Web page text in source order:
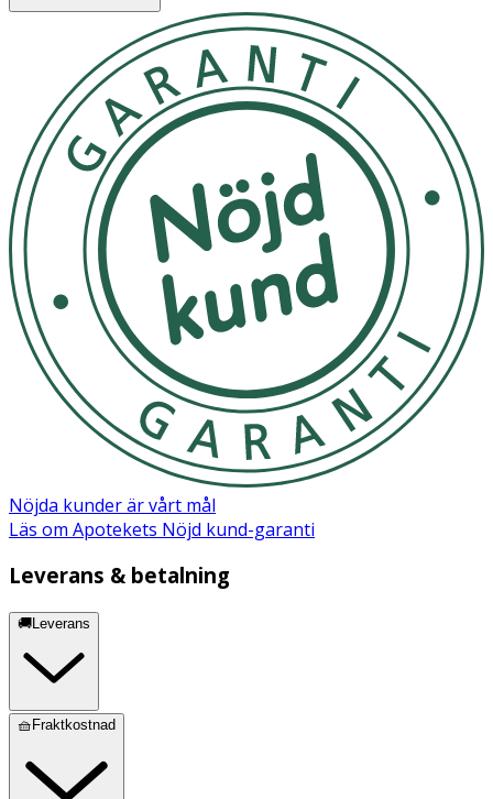
Lägg några droppar i handflatan och massera försiktigt
in på din vulva för att lugna och ge näring åt huden. Du
behöver inte tvätta av den efteråt.
Innehåll
Prunus Amygdalus, Dulcis Oil, Olea Europea Fruit Oil,
Ricinus Communis Seed Oil, Tocopheryl Acetate, Glycine
Soja Oil, Tocopherol, Beta-Sitosterol, Squalene
Nöjda kunder är vårt mål
Läs om Apotekets Nöjd kund-garanti
Leverans & betalning
🚚Leverans
🧺Fraktkostnad